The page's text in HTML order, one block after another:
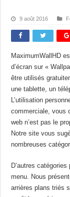
9 août 2016
MaximumWallHD
d’écran sur «
être utilisés
une tablette, un
L’utilisation
commerciale, vous
web n’est pas le
Notre site vous
nombreuses
D’autres
menu. Nous
arrières plans triés